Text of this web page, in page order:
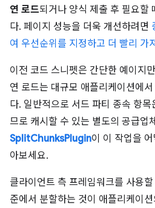
연 로드되거나 양식 제출 후 필요할
다. 페이지 성능을 더욱 개선하려면
여 우선순위를 지정하고 더 빨리 가
이전 코드 스니펫은 간단한 예이지
연 로드는 대규모 애플리케이션에
다. 일반적으로 서드 파티 종속 항
므로 캐시할 수 있는 별도의 공급업
SplitChunksPlugin이 이 작업을
아보세요.
클라이언트 측 프레임워크를 사용
준에서 분할하는 것이 애플리케이